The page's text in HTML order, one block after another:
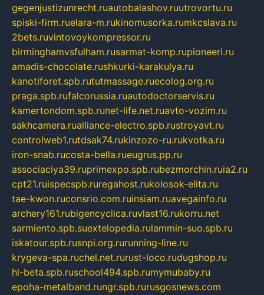
gegenjustizunrecht.ruautobalashov.ruutrovortu.ru
spiski-firm.ruelara-m.rukinomusorka.rumkcslava.ru
2bets.ruvintovoykompressor.ru
birminghamvsfulham.rusarmat-komp.rupioneeri.ru
amadis-chocolate.rushkurki-karakulya.ru
kanotiforet.spb.rututmassage.ruecolog.org.ru
praga.spb.rufalcorussia.ruautodoctorservis.ru
kamertondom.spb.runet-life.net.ruavto-vozim.ru
sakhcamera.rualliance-electro.spb.rustroyavt.ru
controlweb1.rutdsak74.rukinzozo-ru.rukvotka.ru
iron-snab.rucosta-bella.rueugrus.pp.ru
associaciya39.ruprimexpo.spb.rubezmorchin.ruia2.ru
cpt21.ruispecspb.ruregahost.rukolosok-elita.ru
tae-kwon.ruconsrio.com.ruinsiam.ruavegainfo.ru
archery161.rubigencyclica.ruvlast16.rukorru.net
sarmiento.spb.suextelopedia.rulammin-suo.spb.ru
iskatour.spb.rusnpi.org.rurunning-line.ru
krygeva-spa.ruchel.net.rurust-loco.rudugshop.ru
hl-beta.spb.ruschool494.spb.rumymubaby.ru
epoha-metalband.rungr.spb.rurusgosnews.com